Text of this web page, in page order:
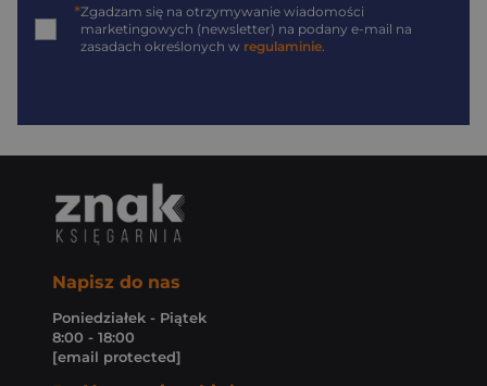
*Zgadzam się na otrzymywanie wiadomości
marketingowych (newsletter) na podany e-mail na
zasadach określonych w regulaminie
Napisz do nas
Poniedziałek - Piątek
8:00 - 18:00
[email protected]